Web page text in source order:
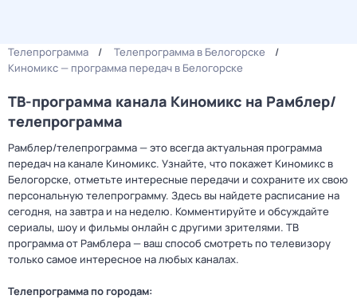
Телепрограмма
Телепрограмма в Белогорске
Киномикс — программа передач в Белогорске
ТВ-программа канала Киномикс на Рамблер/
телепрограмма
Рамблер/телепрограмма — это всегда актуальная программа
передач на канале Киномикс. Узнайте, что покажет Киномикс в
Белогорске, отметьте интересные передачи и сохраните их свою
персональную телепрограмму. Здесь вы найдете расписание на
сегодня, на завтра и на неделю. Комментируйте и обсуждайте
сериалы, шоу и фильмы онлайн с другими зрителями. ТВ
программа от Рамблера — ваш способ смотреть по телевизору
только самое интересное на любых каналах.
Телепрограмма по городам: